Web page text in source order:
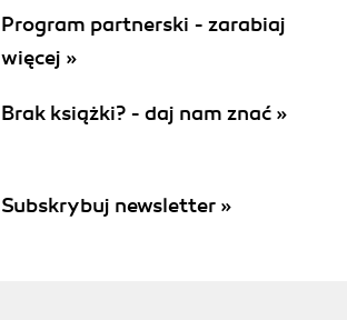
Program partnerski - zarabiaj
więcej »
Brak książki? - daj nam znać »
Subskrybuj newsletter »